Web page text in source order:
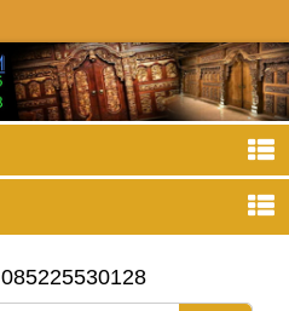
085225530128